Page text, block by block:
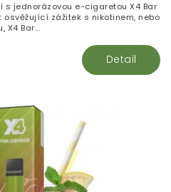
Detail
jednorázovou e-cigaretou X4 Bar
osvěžující zážitek s nikotinem, nebo
X4 Bar...